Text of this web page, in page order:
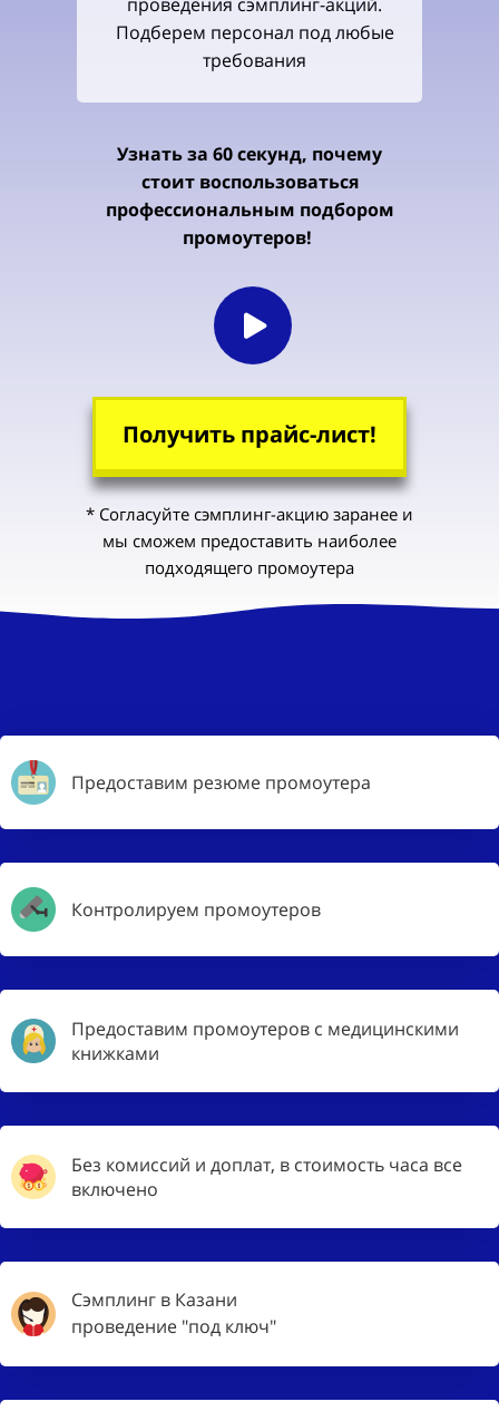
Получить прайс-лист!
* Согласуйте сэмплинг-акцию заранее и
мы сможем предоставить наиболее
подходящего промоутера
Узнать за 60 секунд, почему
стоит воспользоваться
профессиональным подбором
промоутеров!
Подберем персонал под любые
требования
Предоставим резюме промоутера
Контролируем промоутеров
Предоставим промоутеров с медицинскими
книжками
Без комиссий и доплат, в стоимость часа все
включено
Сэмплинг в Казани
проведение "под ключ"